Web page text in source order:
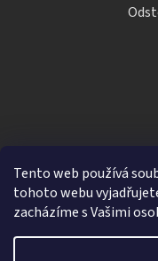
Tento web používá
tohoto webu
zacházíme s Vašimi